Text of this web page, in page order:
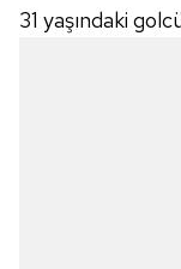
31 yaşındaki